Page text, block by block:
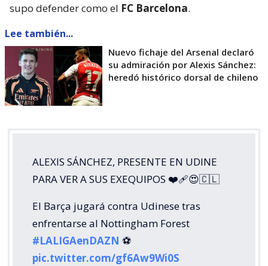
supo defender como el FC Barcelona.
Lee también...
Nuevo fichaje del Arsenal declaró
su admiración por Alexis Sánchez:
heredó histórico dorsal de chileno
ALEXIS SÁNCHEZ, PRESENTE EN UDINE
PARA VER A SUS EXEQUIPOS ❤️‍🩹😍🇨🇱
El Barça jugará contra Udinese tras
enfrentarse al Nottingham Forest
#LALIGAenDAZN ⚽️
pic.twitter.com/gf6Aw9Wi0S